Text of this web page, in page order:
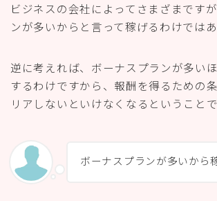
ビジネスの会社によってさまざまです
ンが多いからと言って稼げるわけではあ
逆に考えれば、ボーナスプランが多い
するわけですから、報酬を得るための
リアしないといけなくなるということで
ボーナスプランが多いから